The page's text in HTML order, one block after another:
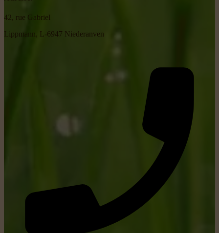
42, rue Gabriel
Lippmann, L-6947 Niederanven